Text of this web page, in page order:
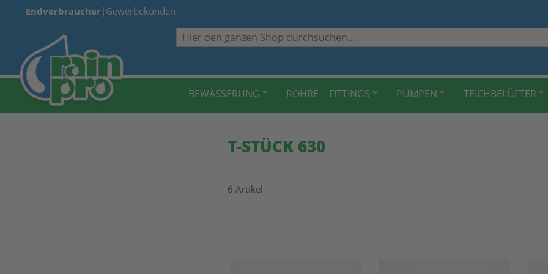
Endverbraucher| Gewerbekunden
Suche
BEWÄSSERUNG ROHRE + FITTINGS PUMPEN TEICHBELÜFTER
T-STÜCK 630
6 Artikel